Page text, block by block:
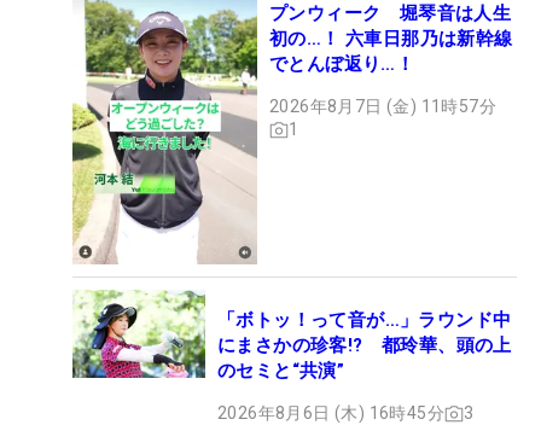
プンウィーク 堀琴音は人生
初の…！ 六車日那乃は新幹線
でとんぼ返り…！
2026年8月7日 (金) 11時57分
1
「ボトッ！って音が…」ラウンド中
にまさかの珍客!? 都玲華、頭の上
のセミと“共演”
2026年8月6日 (木) 16時45分 3